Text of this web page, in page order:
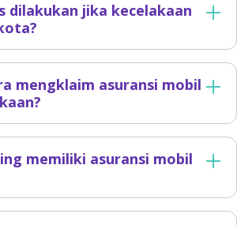
dilakukan jika kecelakaan
mengklaim asuransi mobil
memiliki asuransi mobil